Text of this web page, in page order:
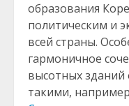
образования
политическим и
всей страны.
гармоничное
высотных
такими,